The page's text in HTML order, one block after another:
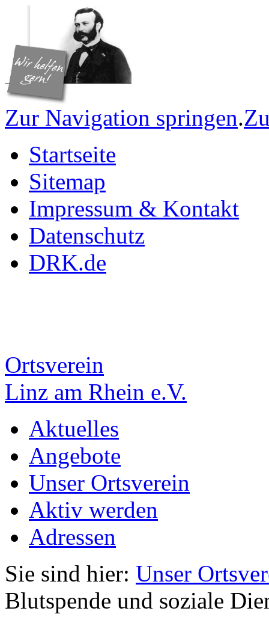
Zur Navigation springen.
Startseite
Sitemap
Impressum & Kontakt
Datenschutz
DRK.de
Ortsverein
Linz am Rhein e.V.
Aktuelles
Angebote
Unser Ortsverein
Aktiv werden
Adressen
Sie sind hier: Unser
Blutspende und soziale